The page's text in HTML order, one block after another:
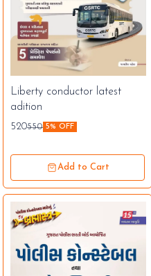
Liberty conductor latest
adition
520550 5% OFF
Add to Cart